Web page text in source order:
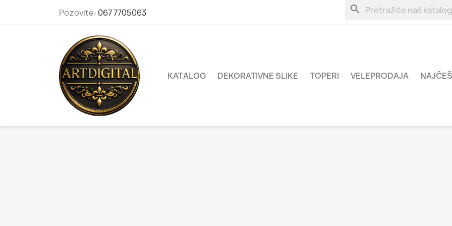
Pozovite: 067 7705063 search
KATALOG DEKORATIVNE SLIKE TOPERI VELEPRODAJA